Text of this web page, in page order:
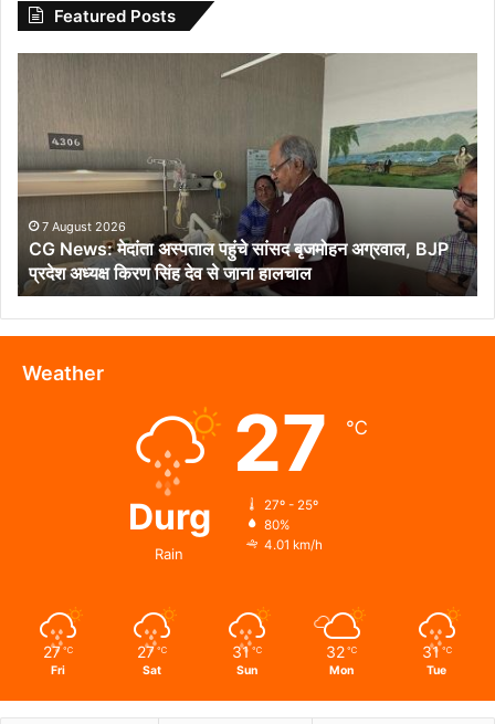
Featured Posts
अस्पताल
पहुंचे
सांसद
बृजमोहन
अग्रवाल,
BJP
प्रदेश
अध्यक्ष
किरण
सिंह
देव
7 August 2026
CG News: मेदांता अस्पताल पहुंचे सांसद बृजमोहन अग्रवाल, BJP
प्रदेश अध्यक्ष किरण सिंह देव से जाना हालचाल
Weather
Durg
Rain
27 ℃
27º - 25º
80%
4.01 km/h
27 ℃
Fri
27 ℃
Sat
31 ℃
Sun
32 ℃
Mon
31 ℃
Tue